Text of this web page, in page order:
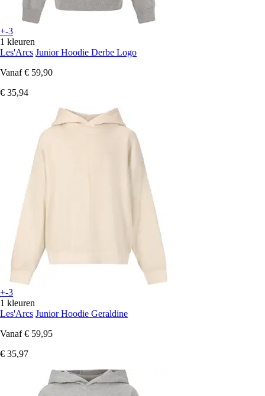
+-3
1 kleuren
Les'Arcs Junior Hoodie Derbe Logo
Vanaf € 59,90
€ 35,94
+-3
1 kleuren
Les'Arcs Junior Hoodie Geraldine
Vanaf € 59,95
€ 35,97